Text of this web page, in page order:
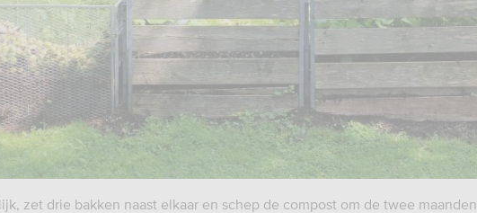
zet drie bakken naast elkaar en schep de compost om de twee maanden